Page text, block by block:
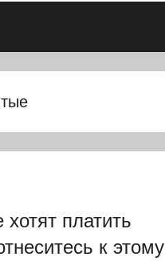
платить
к этому